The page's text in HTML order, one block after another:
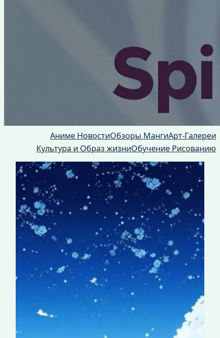
Аниме НовостиОбзоры МангиАрт-Галереи
Культура и Образ жизниОбучение Рисованию